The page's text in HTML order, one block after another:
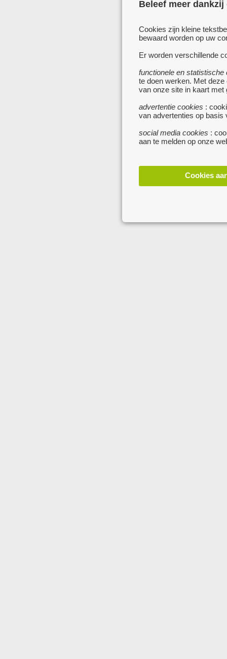
Beleef meer
Cookies zijn kleine
bewaard worden op uw
Er worden verschillende
functionele en statistische
te doen werken. Met
van onze site in kaart met
advertentie cookies :
van advertenties op basis
social media cookies :
aan te melden op onze
Cookies